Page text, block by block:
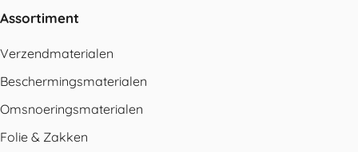
Assortiment
Verzendmaterialen
Beschermingsmaterialen
Omsnoeringsmaterialen
Folie & Zakken